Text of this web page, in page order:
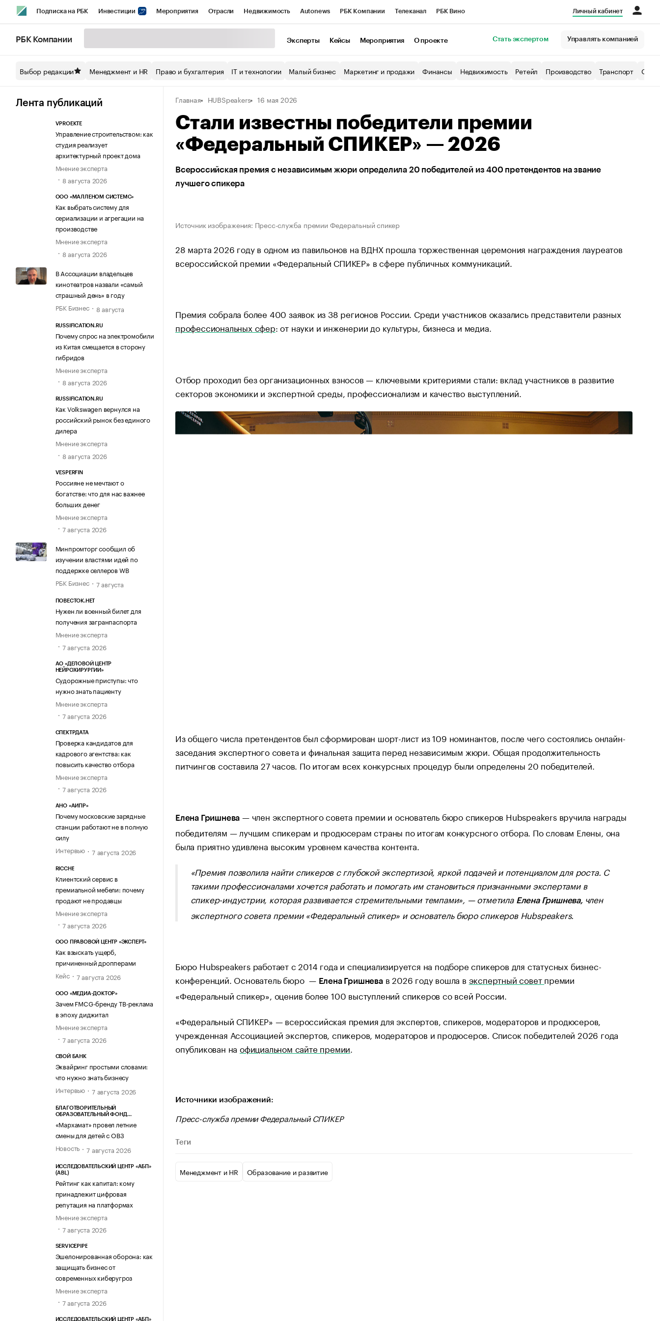
Подписка на РБК Инвестиции Мероприятия Отрасли Недвижимость Autonews РБК Компании Телеканал РБК Вино
Спецпроекты СПб Конференции СПб Спецпроекты Экономика Бизнес
Технологии и медиа Рынок наличной валюты
Личный кабинет
РБК Компании Эксперты Кейсы Мероприятия О проекте Стать экспертом Управлять компанией
Выбор редакции Менеджмент и HR Право и бухгалтерия IT и технологии Малый бизнес Маркетинг и продажи Финансы Недвижимость Ретейл Производство Транспорт
Лента публикаций
VPROEKTE
Управление строительством: как
студия реализует
архитектурный проект дома
Мнение эксперта
8 августа 2026
ООО «МАЛЛЕНОМ СИСТЕМС»
Как выбрать систему для
сериализации и агрегации на
производстве
Мнение эксперта
8 августа 2026
В Ассоциации владельцев
кинотеатров назвали «самый
страшный день» в году
РБК Бизнес
8 августа
RUSSIFICATION.RU
Почему спрос на электромобили
из Китая смещается в сторону
гибридов
Мнение эксперта
8 августа 2026
RUSSIFICATION.RU
Как Volkswagen вернулся на
российский рынок без единого
дилера
Мнение эксперта
8 августа 2026
VESPERFIN
Россияне не мечтают о
богатстве: что для нас важнее
больших денег
Мнение эксперта
7 августа 2026
Минпромторг сообщил об
изучении властями идей по
поддержке селлеров WB
РБК Бизнес
7 августа
ПОВЕСТОК.НЕТ
Нужен ли военный билет для
получения загранпаспорта
Мнение эксперта
7 августа 2026
АО «ДЕЛОВОЙ ЦЕНТР
НЕЙРОХИРУРГИИ»
Судорожные приступы: что
нужно знать пациенту
Мнение эксперта
7 августа 2026
СПЕКТРДАТА
Проверка кандидатов для
кадрового агентства: как
повысить качество отбора
Мнение эксперта
7 августа 2026
АНО «АИПР»
Почему московские зарядные
станции работают не в полную
силу
Интервью
7 августа 2026
RICCHE
Клиентский сервис в
премиальной мебели: почему
продают не продавцы
Мнение эксперта
7 августа 2026
ООО ПРАВОВОЙ ЦЕНТР «ЭКСПЕРТ»
Как взыскать ущерб,
причиненный дропперами
Кейс
7 августа 2026
ООО «МЕДИА-ДОКТОР»
Зачем FMCG-бренду ТВ-реклама
в эпоху диджитал
Мнение эксперта
7 августа 2026
СВОЙ БАНК
Эквайринг простыми словами:
что нужно знать бизнесу
Интервью
7 августа 2026
БЛАГОТВОРИТЕЛЬНЫЙ
ОБРАЗОВАТЕЛЬНЫЙ ФОНД
«Мархамат» провел летние
смены для детей с ОВЗ
Новость
7 августа 2026
ИССЛЕДОВАТЕЛЬСКИЙ ЦЕНТР «АБП»
(ABL)
Рейтинг как капитал: кому
принадлежит цифровая
репутация на платформах
Мнение эксперта
7 августа 2026
SERVICEPIPE
Эшелонированная оборона: как
защищать бизнес от
современных киберугроз
Мнение эксперта
7 августа 2026
ИССЛЕДОВАТЕЛЬСКИЙ ЦЕНТР «АБП»
Главная HUBSpeakers 16 мая 2026
Стали известны победители премии
«Федеральный СПИКЕР» — 2026
Всероссийская премия с независимым жюри определила 20 победителей из 400 претендентов на звание
лучшего спикера
Источник изображения: Пресс-служба премии Федеральный спикер
28 марта 2026 году в одном из павильонов на ВДНХ прошла торжественная церемония награждения лауреатов
всероссийской премии «Федеральный СПИКЕР» в сфере публичных коммуникаций.
Премия собрала более 400 заявок из 38 регионов России. Среди участников оказались представители разных
профессиональных сфер: от науки и инженерии до культуры, бизнеса и медиа.
Отбор проходил без организационных взносов — ключевыми критериями стали: вклад участников в развитие
секторов экономики и экспертной среды, профессионализм и качество выступлений.
Из общего числа претендентов был сформирован шорт-лист из 109 номинантов, после чего состоялись онлайн-
заседания экспертного совета и финальная защита перед независимым жюри. Общая продолжительность
питчингов составила 27 часов. По итогам всех конкурсных процедур были определены 20 победителей.
Елена Гришнева — член экспертного совета премии и основатель бюро спикеров Hubspeakers вручила награды
победителям — лучшим спикерам и продюсерам страны по итогам конкурсного отбора. По словам Елены, она
была приятно удивлена высоким уровнем качества контента.
«Премия позволила найти спикеров с глубокой экспертизой, яркой подачей и потенциалом для роста. С
такими профессионалами хочется работать и помогать им становиться признанными экспертами в
спикер-индустрии, которая развивается стремительными темпами», — отметила Елена Гришнева, член
экспертного совета премии «Федеральный спикер» и основатель бюро спикеров Hubspeakers.
Бюро Hubspeakers работает с 2014 года и специализируется на подборе спикеров для статусных бизнес-
конференций. Основатель бюро — Елена Гришневав 2026 году вошла в экспертный советпремии
«Федеральный спикер», оценив более 100 выступлений спикеров со всей России.
«Федеральный СПИКЕР» — всероссийская премия для экспертов, спикеров, модераторов и продюсеров,
учрежденная Ассоциацией экспертов, спикеров, модераторов и продюсеров. Список победителей 2026 года
опубликован наофициальном сайте премии
Источники изображений:
Пресс-служба премии Федеральный СПИКЕР
Теги
Менеджмент и HR Образование и развитие